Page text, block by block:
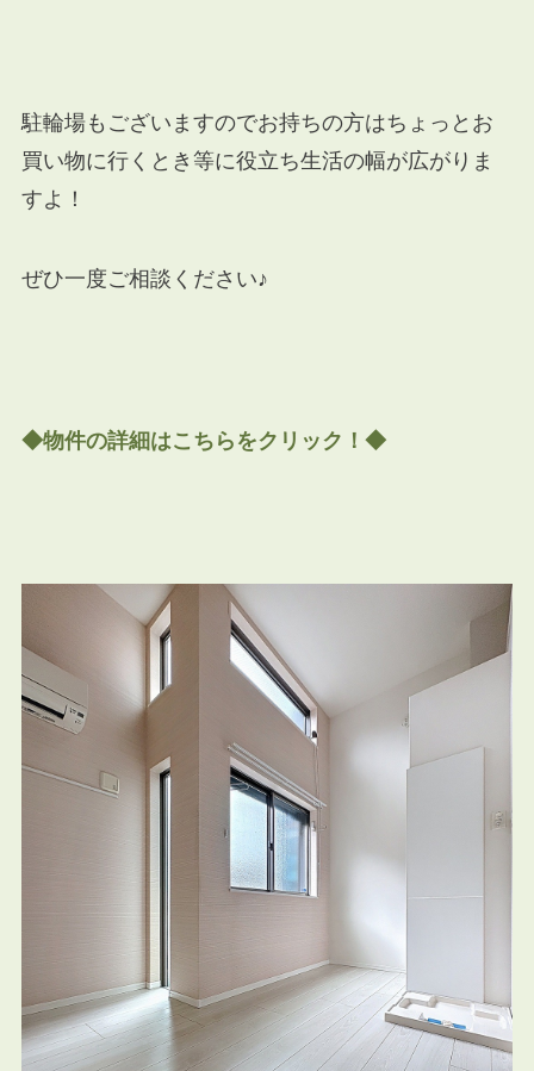
駐輪場もございますのでお持ちの方はちょっとお
買い物に行くとき等に役立ち生活の幅が広がりま
すよ！
ぜひ一度ご相談ください♪
◆物件の詳細はこちらをク リック ！◆